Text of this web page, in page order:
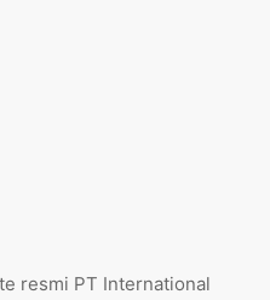
resmi PT International